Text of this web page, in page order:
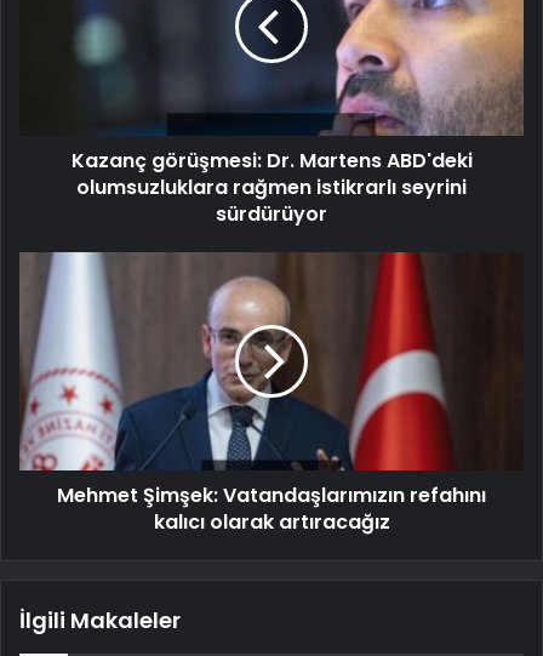
Kazanç görüşmesi: Dr. Martens ABD'deki
olumsuzluklara rağmen istikrarlı seyrini
sürdürüyor
Mehmet Şimşek: Vatandaşlarımızın refahını
kalıcı olarak artıracağız
İlgili Makaleler